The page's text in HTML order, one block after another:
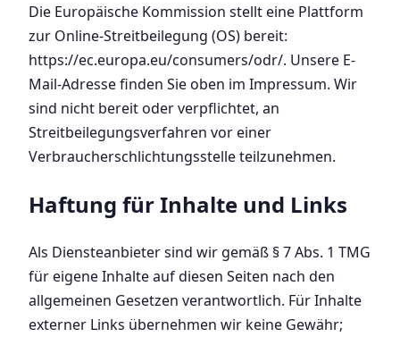
Die Europäische Kommission stellt eine Plattform
zur Online-Streitbeilegung (OS) bereit:
https://ec.europa.eu/consumers/odr/. Unsere E-
Mail-Adresse finden Sie oben im Impressum. Wir
sind nicht bereit oder verpflichtet, an
Streitbeilegungsverfahren vor einer
Verbraucherschlichtungsstelle teilzunehmen.
Haftung für Inhalte und Links
Als Diensteanbieter sind wir gemäß § 7 Abs. 1 TMG
für eigene Inhalte auf diesen Seiten nach den
allgemeinen Gesetzen verantwortlich. Für Inhalte
externer Links übernehmen wir keine Gewähr;